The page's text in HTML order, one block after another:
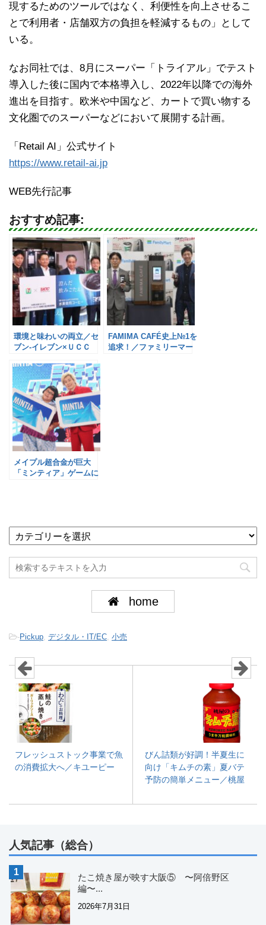
現するためのツールではなく、利便性を向上させるこ
とで利用者・店舗双方の負担を軽減するもの」として
いる。
なお同社では、8月にスーパー「トライアル」でテスト
導入した後に国内で本格導入し、2022年以降での海外
進出を目指す。欧米や中国など、カートで買い物する
文化圏でのスーパーなどにおいて展開する計画。
「Retail AI」公式サイト
https://www.retail-ai.jp
WEB先行記事
おすすめ記事:
環境と味わいの両立／セ
ブン-イレブン×ＵＣＣ
FAMIMA CAFÉ史上№1を
追求！／ファミリーマー
メイプル超合金が巨大
「ミンティア」ゲームに
home
-Pickup, デジタル・IT/EC, 小売
フレッシュストック事業で魚
の消費拡大へ／キユーピー
びん詰類が好調！半夏生に
向け「キムチの素」夏バテ
予防の簡単メニュー／桃屋
人気記事（総合）
たこ焼き屋が映す大阪⑤ 〜阿倍野区
編〜...
2026年7月31日